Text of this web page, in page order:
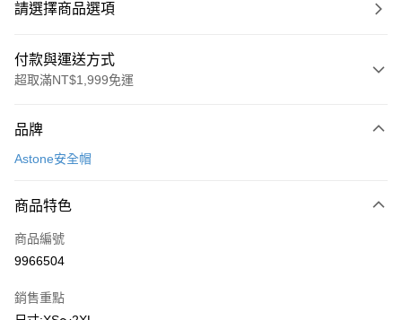
請選擇商品選項
付款與運送方式
超取滿NT$1,999免運
信用卡一次付款
3 期 0 利率 每期
合作金庫商業銀行
上海商業儲蓄銀行
臺灣中小企業銀行
超商取貨付款
LINE Pay
Apple Pay
品牌
Astone安全帽
商品特色
商品編號
9966504
銷售重點